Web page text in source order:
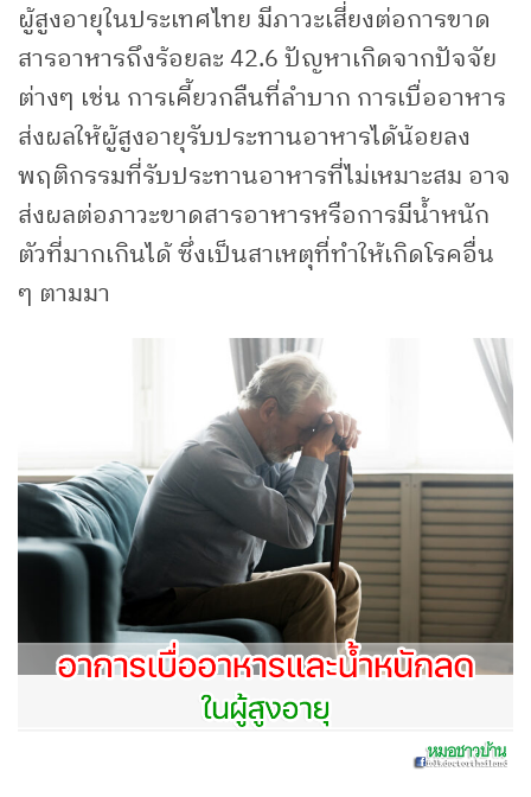
ผู้สูงอายุในประเทศไทย มีภาวะเสี่ยงต่อการขาด
สารอาหารถึงร้อยละ 42.6 ปัญหาเกิดจากปัจจัย
ต่างๆ เช่น การเคี้ยวกลืนที่ลำบาก การเบื่ออาหาร
ส่งผลให้ผู้สูงอายุรับประทานอาหารได้น้อยลง
พฤติกรรมที่รับประทานอาหารที่ไม่เหมาะสม อาจ
ส่งผลต่อภาวะขาดสารอาหารหรือการมีน้ำหนัก
ตัวที่มากเกินได้ ซึ่งเป็นสาเหตุที่ทำให้เกิดโรคอื่น
ๆ ตามมา